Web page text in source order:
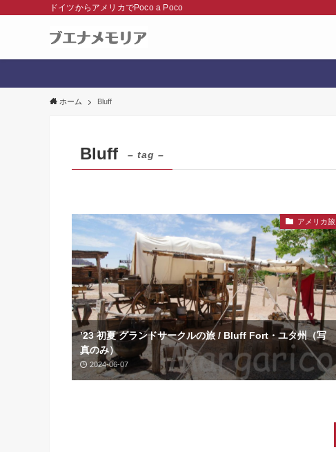
ドイツからアメリカでPoco a Poco
ホーム Bluff
Bluff – tag –
アメリカ旅
’23 初夏 グランドサークルの旅 / Bluff Fort・ユタ州（写
真のみ）
2024-06-07